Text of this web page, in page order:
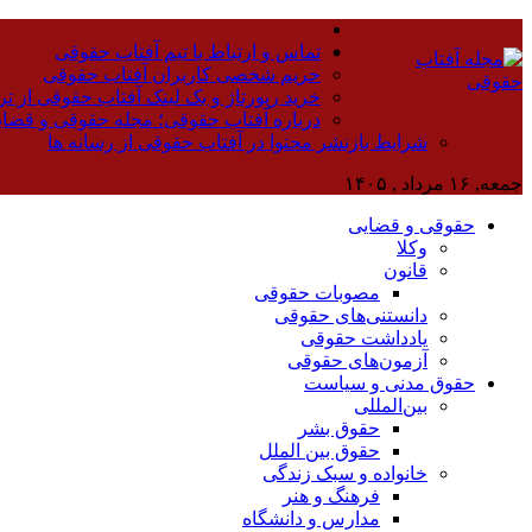
تماس و ارتباط با تیم آفتاب حقوقی
حریم شخصی کاربران آفتاب حقوقی
خرید رپورتاژ و بک لینک آفتاب حقوقی از
درباره آفتاب حقوقی؛ مجله حقوقی و
شرایط بازنشر محتوا در آفتاب حقوقی از رسانه ها
جمعه, ۱۶ مرداد , ۱۴۰۵
حقوقی و قضایی
وکلا
قانون
مصوبات حقوقی
دانستنی‌های حقوقی
یادداشت حقوقی
آزمون‌های حقوقی
حقوق مدنی و سیاست
بین‌المللی
حقوق بشر
حقوق بین الملل
خانواده و سبک زندگی
فرهنگ و هنر
مدارس و دانشگاه